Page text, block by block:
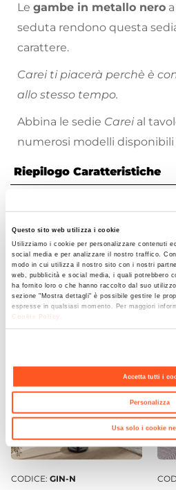
Questo sito web utilizza i cookie
Utilizziamo i cookie per personalizzare contenuti
social media e per analizzare il nostro traffico.
modo in cui utilizza il nostro sito con i nostri
web, pubblicità e social media, i quali potrebbero
ha fornito loro o che hanno raccolto dal suo
sezione "Mostra dettagli" è possibile gestire le
espresse in qualsiasi momento. Per maggiori
Cookie Policy
Accetta tutti i
Personalizza
Usa solo i cookie
Le gambe in metallo nero
seduta rendono questa
carattere.
Carei ti piacerà perchè è
allo stesso tempo.
Abbina le sedie Carei al
numerosi modelli disponibili
Quadrato? Finitura opaca o
Riepilogo Caratteristiche
Tipologia
Set di sedie
Serie
Carei
Numero Elementi
4 elementi
78 cm
Materiale Gambe
Materiale Seduta
Ti suggeriamo
CODICE: GIN-N